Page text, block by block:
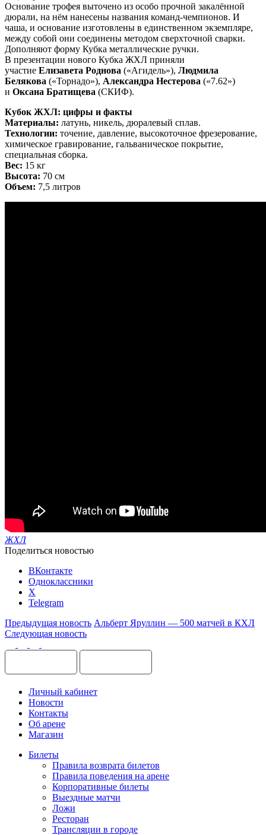
Основание трофея выточено из особо прочной закалённой
дюрали, на нём нанесены названия команд-чемпионов. И
чаша, и основание изготовлены в единственном экземпляре,
между собой они соединены методом сверхточной сварки.
Дополняют форму Кубка металлические ручки.
В презентации нового Кубка ЖХЛ приняли
участие Елизавета Роднова («Агидель»), Людмила
Белякова («Торнадо»), Александра Нестерова («7.62»)
и Оксана Братищева (СКИФ).
Кубок ЖХЛ: цифры и факты
Материалы: латунь, никель, дюралевый сплав.
Технологии: точение, давление, высокоточное фрезерование,
химическое гравирование, гальваническое покрытие,
специальная сборка.
Вес: 15 кг
Высота: 70 см
Объем: 7,5 литров
ЖХЛ
Поделиться новостью
ВКонтакте
Одноклассники
X
Telegram
Предыдущая новость Альберт Яруллин — 500 матчей в КХЛ
Следующая новость
Личный кабинет
Новости
Контакты
Об арене
Магазин
Билеты
Правила возврата билетов
Правила поведения на арене
Корпоративные билеты
Выездные матчи
Ложи
Ресторан
Трансляции в городе